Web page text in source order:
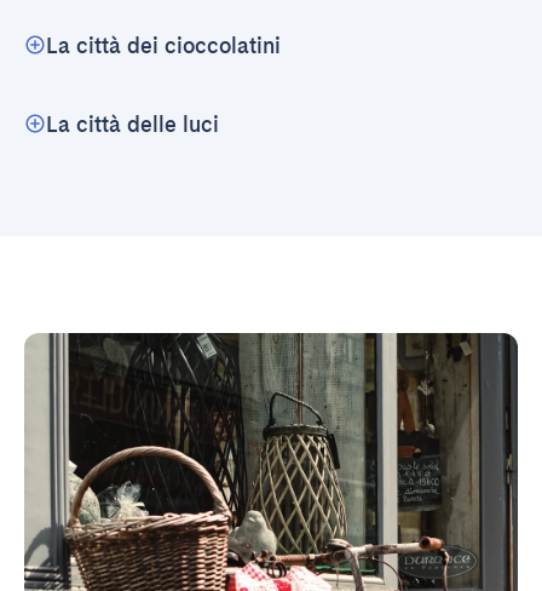
La città dei cioccolatini
La città delle luci